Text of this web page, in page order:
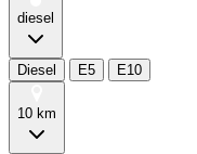
diesel
Diesel E5 E10
10 km